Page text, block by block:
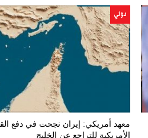
دولي
معهد أمريكي: إيران نجحت في دفع
الأمريكية للتراجع عن الخليج